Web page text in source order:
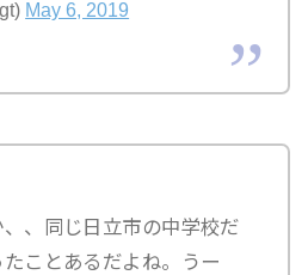
May 6, 2019
、同じ日立市の中学校だ
ことあるだよね。うー